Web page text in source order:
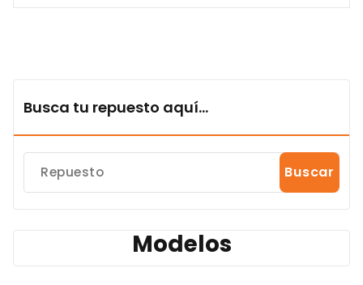
Busca tu repuesto aquí...
Buscar
Modelos